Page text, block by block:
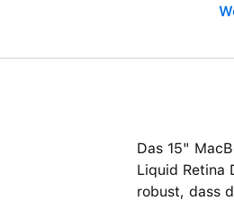
Das 15"
Liquid Retina
robust, dass